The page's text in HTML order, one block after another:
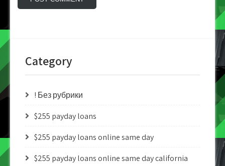
Category
! Без рубрики
$255 payday loans
$255 payday loans online same day
$255 payday loans online same day california